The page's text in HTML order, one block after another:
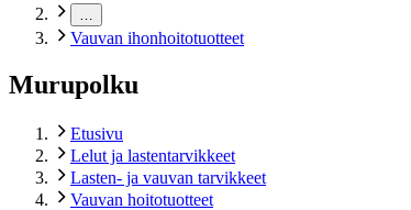
Vauvan ihonhoitotuotteet
Murupolku
Etusivu
Lelut ja lastentarvikkeet
Lasten- ja vauvan tarvikkeet
Vauvan hoitotuotteet